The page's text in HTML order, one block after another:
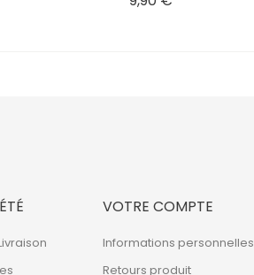
VOTRE COMPTE
Informations personnelles
Retours produit